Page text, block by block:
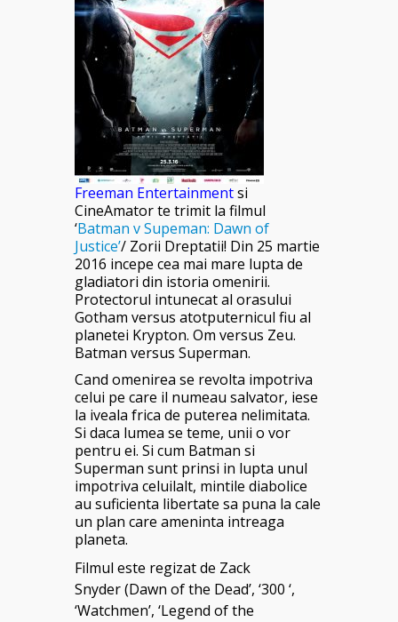
Freeman Entertainmentsi
CineAmator te trimit la filmul
‘Batman v Supeman: Dawn of
Justice’/ Zorii Dreptatii! Din 25 martie
2016 incepe cea mai mare lupta de
gladiatori din istoria omenirii.
Protectorul intunecat al orasului
Gotham versus atotputernicul fiu al
planetei Krypton. Om versus Zeu.
Batman versus Superman.
Cand omenirea se revolta impotriva
celui pe care il numeau salvator, iese
la iveala frica de puterea nelimitata.
Si daca lumea se teme, unii o vor
pentru ei. Si cum Batman si
Superman sunt prinsi in lupta unul
impotriva celuilalt, mintile diabolice
au suficienta libertate sa puna la cale
un plan care ameninta intreaga
planeta.
Filmul este regizat de Zack
Snyder(Dawn of the Dead’, ‘300 ‘,
‘Watchmen’, ‘Legend of the